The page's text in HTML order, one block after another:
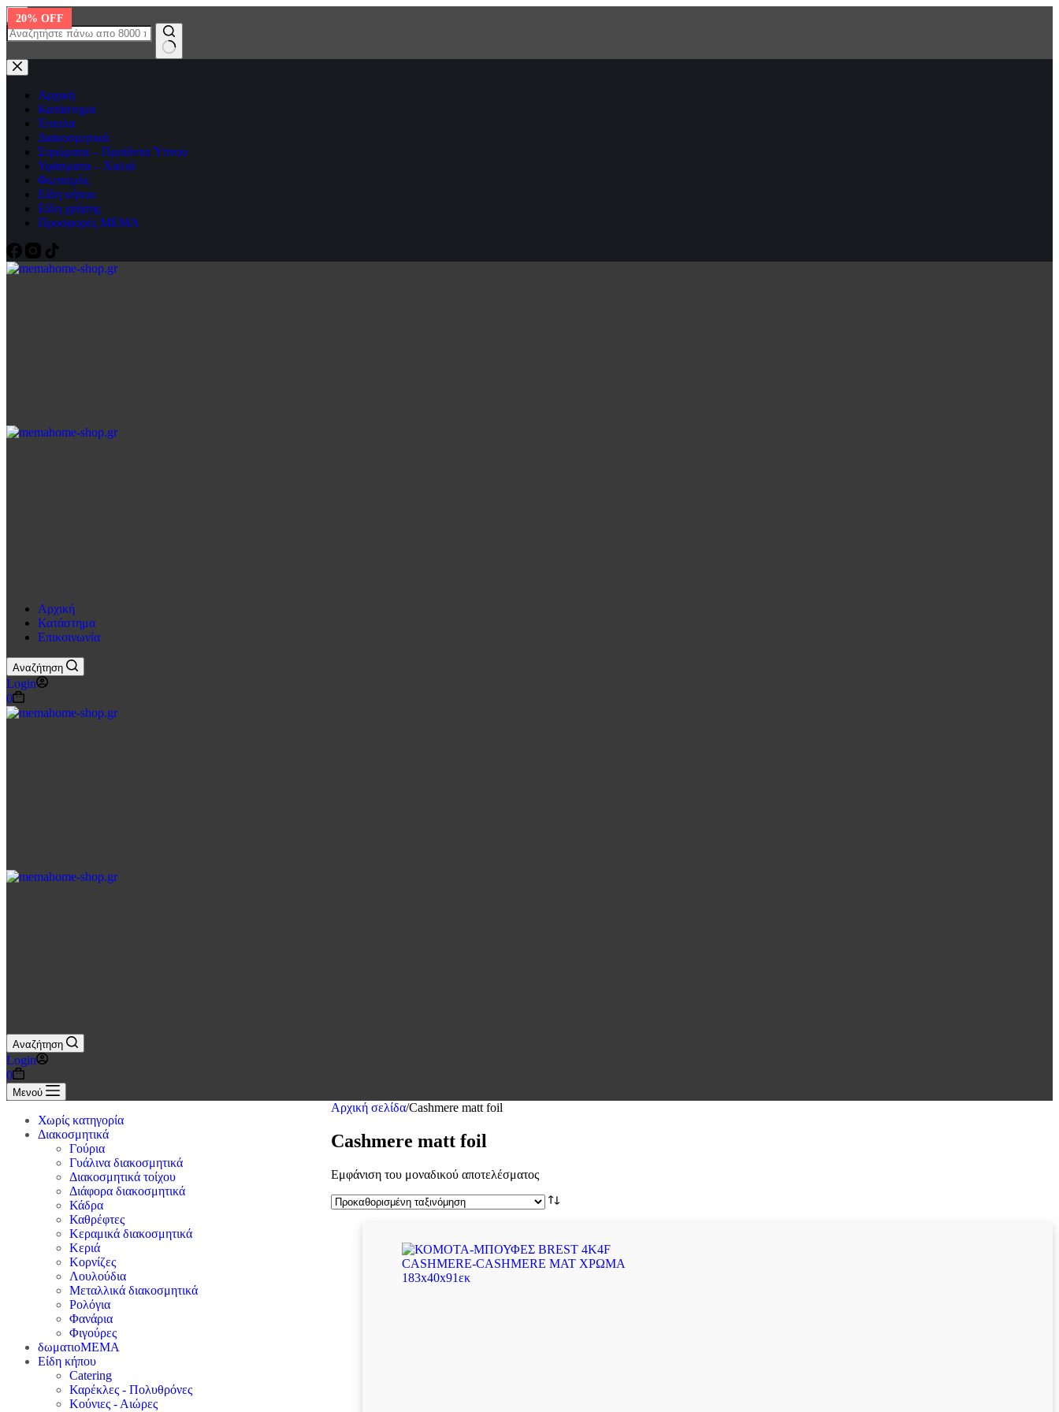
Μετάβαση
στο
περιεχόμενο
No
results
Αρχική
Κατάστημα
Έπιπλα
Διακοσμητικά
Στρώματα – Προϊόντα Ύπνου
Υφάσματα – Χαλιά
Φωτισμός
Είδη κήπου
Είδη χρήσης
Προσφορές ΜΕΜΑ
Αρχική
Κατάστημα
Επικοινωνία
Αναζήτηση
Login
Καλάθι
Αγορών
0
Αναζήτηση
Login
Καλάθι
Αγορών
0
Μενού
Αρχική σελίδα/Cashmere matt foil
Cashmere matt foil
Εμφάνιση του μοναδικού αποτελέσματος
20% OFF
Χωρίς κατηγορία
Διακοσμητικά
Γούρια
Γυάλινα διακοσμητικά
Διακοσμητικά τοίχου
Διάφορα διακοσμητικά
Κάδρα
Καθρέφτες
Κεραμικά διακοσμητικά
Κεριά
Κορνίζες
Λουλούδια
Μεταλλικά διακοσμητικά
Ρολόγια
Φανάρια
Φιγούρες
δωματιοΜΕΜΑ
Είδη κήπου
Catering
Καρέκλες - Πολυθρόνες
Κούνιες - Αιώρες